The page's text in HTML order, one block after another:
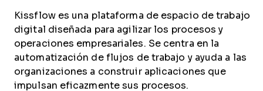
Kissflow es una plataforma de espacio de trabajo
digital diseñada para agilizar los procesos y
operaciones empresariales. Se centra en la
automatización de flujos de trabajo y ayuda a las
organizaciones a construir aplicaciones que
impulsan eficazmente sus procesos.